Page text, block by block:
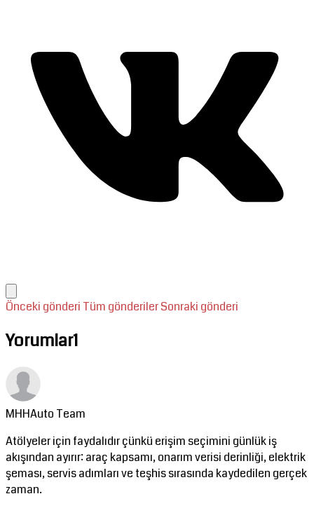
Önceki gönderi Tüm gönderilerSonraki gönderi
Yorumlar1
MHHAuto Team
Atölyeler için faydalıdır çünkü erişim seçimini günlük iş
akışından ayırır: araç kapsamı, onarım verisi derinliği, elektrik
şeması, servis adımları ve teşhis sırasında kaydedilen gerçek
zaman.